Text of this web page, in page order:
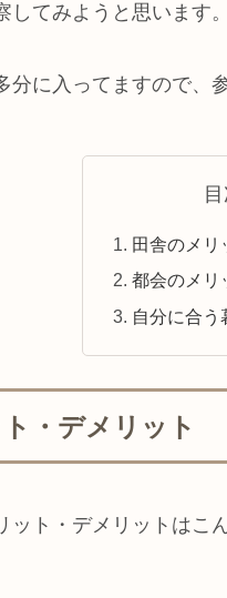
してみようと思います
に入ってますので、
田舎のメリ
都会のメリ
自分に合う
・デメリット
ット・デメリットはこ